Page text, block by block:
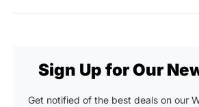
Sign Up for Our
Get notified of the best deals on our